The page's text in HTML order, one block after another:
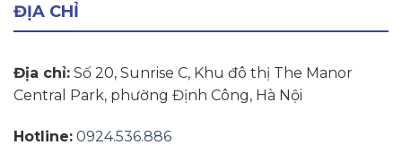
ĐỊA CHỈ
Địa chỉ: Số 20, Sunrise C, Khu đô thị The Manor
Central Park, phường Định Công, Hà Nội
Hotline: 0924.536.886